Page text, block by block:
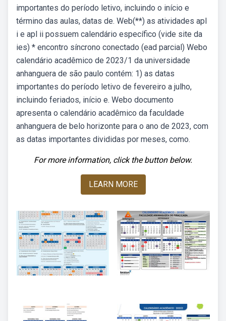
importantes do período letivo, incluindo o início e
término das aulas, datas de. Web(**) as atividades apl
i e apl ii possuem calendário específico (vide site da
ies) * encontro síncrono conectado (ead parcial) Webo
calendário acadêmico de 2023/1 da universidade
anhanguera de são paulo contém: 1) as datas
importantes do período letivo de fevereiro a julho,
incluindo feriados, início e. Webo documento
apresenta o calendário acadêmico da faculdade
anhanguera de belo horizonte para o ano de 2023, com
as datas importantes divididas por meses, como.
For more information, click the button below.
LEARN MORE